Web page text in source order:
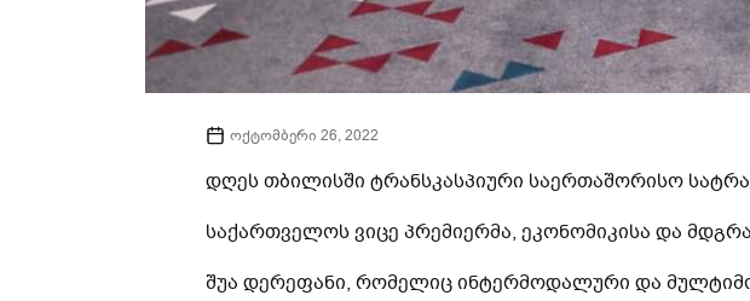
ოქტომბერი 26, 2022
დღეს თბილისში ტრანსკასპიური საერთაშორისო
საქართველოს ვიცე პრემიერმა, ეკონომიკისა და
შუა დერეფანი, რომელიც ინტერმოდალური და